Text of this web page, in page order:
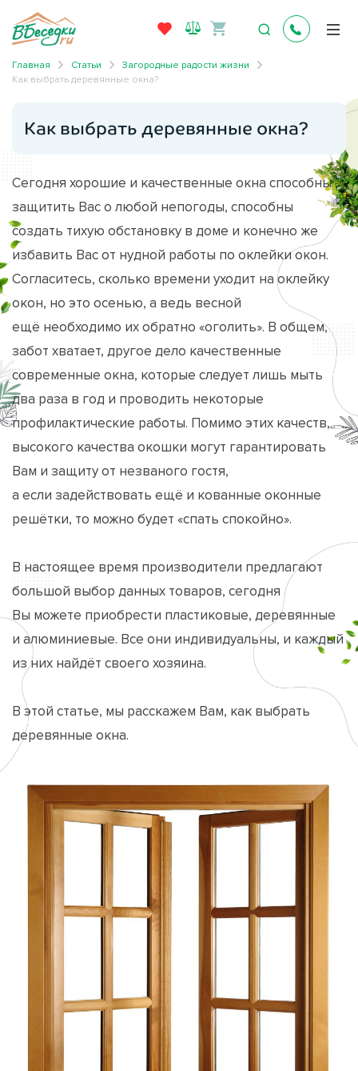
Главная Статьи
Загородные радости жизни
Как выбрать деревянные окна?
Как выбрать деревянные окна?
Сегодня хорошие и качественные окна способны
защитить Вас о любой непогоды, способны
создать тихую обстановку в доме и конечно же
избавить Вас от нудной работы по оклейки окон.
Согласитесь, сколько времени уходит на оклейку
окон, но это осенью, а ведь весной
ещё необходимо их обратно «оголить». В общем,
забот хватает, другое дело качественные
современные окна, которые следует лишь мыть
два раза в год и проводить некоторые
профилактические работы. Помимо этих качеств,
высокого качества окошки могут гарантировать
Вам и защиту от незваного гостя,
а если задействовать ещё и кованные оконные
решётки , то можно будет «спать спокойно».
В настоящее время производители предлагают
большой выбор данных товаров, сегодня
Вы можете приобрести пластиковые, деревянные
и алюминиевые. Все они индивидуальны, и каждый
из них найдёт своего хозяина.
В этой статье, мы расскажем Вам, как выбрать
деревянные окна.